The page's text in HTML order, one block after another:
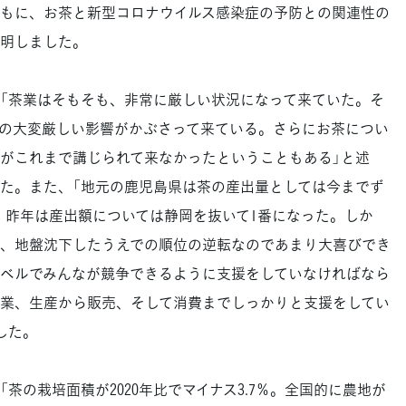
に、お茶と新型コロナウイルス感染症の予防との関連性の
しました。
業はそもそも、非常に厳しい状況になって来ていた。そ
大変厳しい影響がかぶさって来ている。さらにお茶につい
これまで講じられて来なかったということもある」と述
。また、「地元の鹿児島県は茶の産出量としては今までず
年は産出額については静岡を抜いて1番になった。しか
地盤沈下したうえでの順位の逆転なのであまり大喜びでき
ルでみんなが競争できるように支援をしていなければなら
、生産から販売、そして消費までしっかりと支援をしてい
。
の栽培面積が2020年比でマイナス3.7％。全国的に農地が